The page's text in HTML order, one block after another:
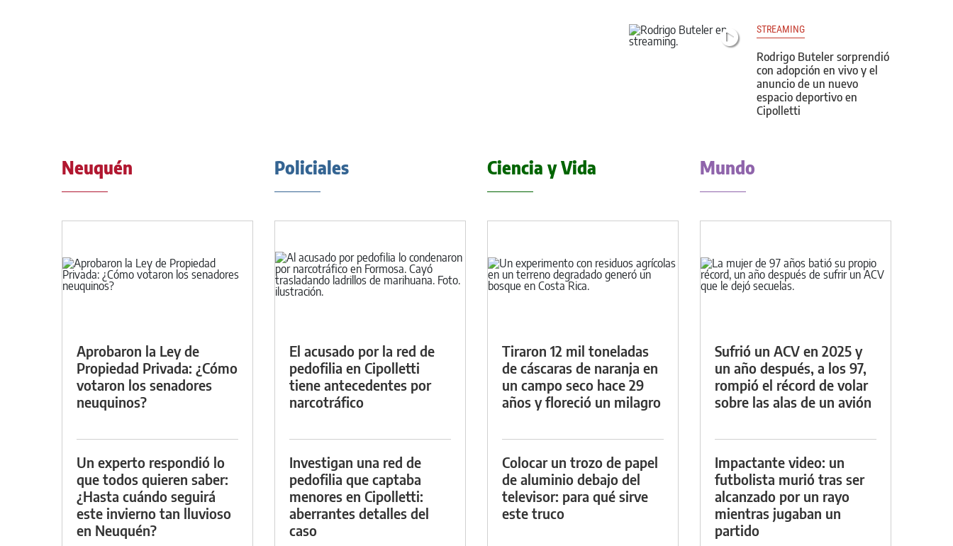
STREAMING
Rodrigo Buteler sorprendió
con adopción en vivo y el
anuncio de un nuevo
espacio deportivo en
Cipolletti
Neuquén
Aprobaron la Ley de
Propiedad Privada: ¿Cómo
votaron los senadores
neuquinos?
Un experto respondió lo
que todos quieren saber:
¿Hasta cuándo seguirá
este invierno tan lluvioso
en Neuquén?
Policiales
El acusado por la red de
pedofilia en Cipolletti
tiene antecedentes por
narcotráfico
Investigan una red de
pedofilia que captaba
menores en Cipolletti:
aberrantes detalles del
caso
Ciencia y Vida
Tiraron 12 mil toneladas
de cáscaras de naranja en
un campo seco hace 29
años y floreció un milagro
Colocar un trozo de papel
de aluminio debajo del
televisor: para qué sirve
este truco
Mundo
Sufrió un ACV en 2025 y
un año después, a los 97,
rompió el récord de volar
sobre las alas de un avión
Impactante video: un
futbolista murió tras ser
alcanzado por un rayo
mientras jugaban un
partido